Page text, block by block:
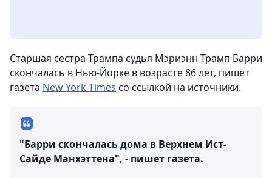
Старшая сестра Трампа судья Мэриэнн Трамп Барри
скончалась в Нью-Йорке в возрасте 86 лет, пишет
газета New York Times со ссылкой на источники.
"Барри скончалась дома в Верхнем Ист-
Сайде Манхэттена", - пишет газета.